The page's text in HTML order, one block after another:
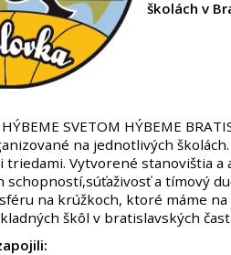
školách v
SVETOM HÝBEME
na jednotlivých
triedami. Vytvorené stanovištia
schopností,súťaživosť a tímový
na krúžkoch, ktoré máme
škôl v bratislavských